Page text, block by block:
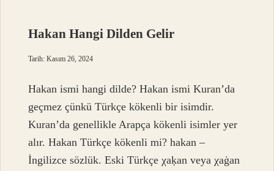
Hakan Hangi Dilden Gelir
Tarih: Kasım 26, 2024
Hakan ismi hangi dilde? Hakan ismi Kuran’da
geçmez çünkü Türkçe kökenli bir isimdir.
Kuran’da genellikle Arapça kökenli isimler yer
alır. Hakan Türkçe kökenli mi? hakan –
İngilizce sözlük. Eski Türkçe χaḳan veya χaġan